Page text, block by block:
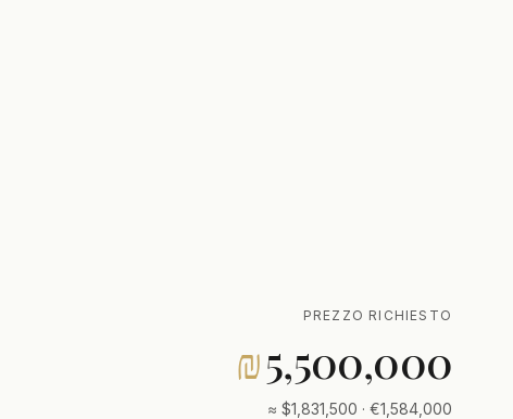
PREZZO RICHIESTO
₪5,500,000
≈ $1,831,500 · €1,584,000